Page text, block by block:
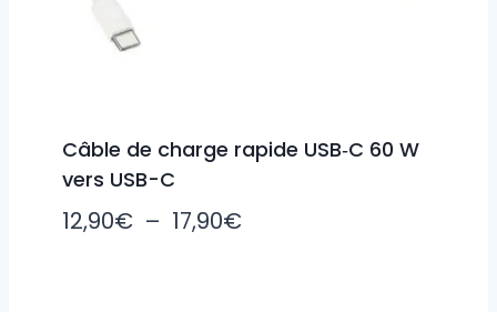
Câble de charge rapide USB‑C 60 W
vers USB-C
12,90€ – 17,90€Plage